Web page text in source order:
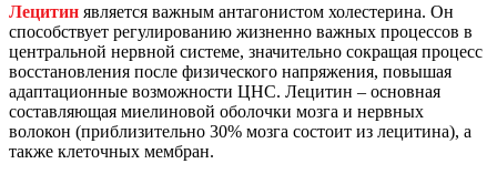
Лецитин является важным антагонистом холестерина. Он
способствует регулированию жизненно важных процессов в
центральной нервной системе, значительно сокращая процесс
восстановления после физического напряжения, повышая
адаптационные возможности ЦНС. Лецитин – основная
составляющая миелиновой оболочки мозга и нервных
волокон (приблизительно 30% мозга состоит из лецитина), а
также клеточных мембран.